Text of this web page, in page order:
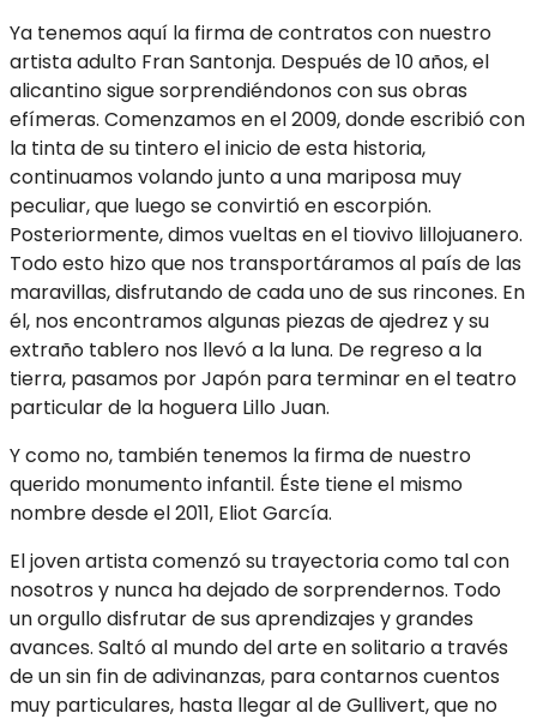
Ya tenemos aquí la firma de contratos con nuestro
artista adulto Fran Santonja. Después de 10 años, el
alicantino sigue sorprendiéndonos con sus obras
efímeras. Comenzamos en el 2009, donde escribió con
la tinta de su tintero el inicio de esta historia,
continuamos volando junto a una mariposa muy
peculiar, que luego se convirtió en escorpión.
Posteriormente, dimos vueltas en el tiovivo lillojuanero.
Todo esto hizo que nos transportáramos al país de las
maravillas, disfrutando de cada uno de sus rincones. En
él, nos encontramos algunas piezas de ajedrez y su
extraño tablero nos llevó a la luna. De regreso a la
tierra, pasamos por Japón para terminar en el teatro
particular de la hoguera Lillo Juan.
Y como no, también tenemos la firma de nuestro
querido monumento infantil. Éste tiene el mismo
nombre desde el 2011, Eliot García.
El joven artista comenzó su trayectoria como tal con
nosotros y nunca ha dejado de sorprendernos. Todo
un orgullo disfrutar de sus aprendizajes y grandes
avances. Saltó al mundo del arte en solitario a través
de un sin fin de adivinanzas, para contarnos cuentos
muy particulares, hasta llegar al de Gullivert, que no